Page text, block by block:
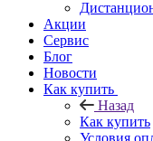
Акции
Сервис
Блог
Новости
Как купить
Назад
Как купить